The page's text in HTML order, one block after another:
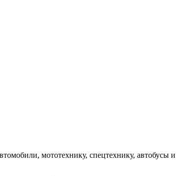
мототехнику, спецтехнику, автобусы и